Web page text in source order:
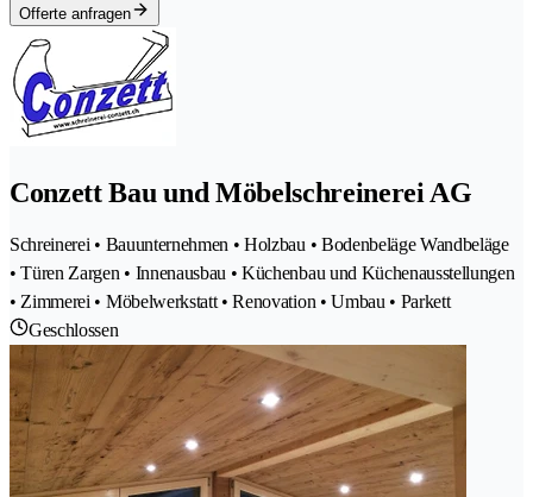
Offerte anfragen
Conzett Bau und Möbelschreinerei AG
Schreinerei • Bauunternehmen • Holzbau • Bodenbeläge Wandbeläge
• Türen Zargen • Innenausbau • Küchenbau und Küchenausstellungen
• Zimmerei • Möbelwerkstatt • Renovation • Umbau • Parkett
Geschlossen